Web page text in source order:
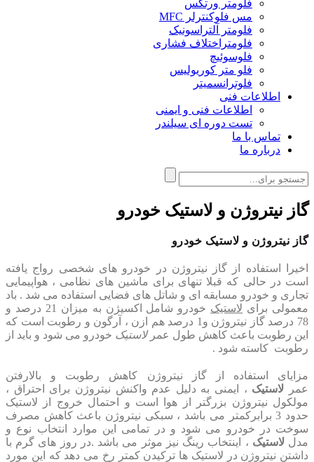
فلومتر ورتکس
مس فلوکنترلر MFC
فلومتر آلتراسونیک
فلومتراختلاف فشاری
فلوسوئیچ
فلو متر کوریولیس
فلوترانسمیتر
اطلاعات فنی
اطلاعات فنی و ایمنی
تست دوره ای سیلندر
تماس با ما
درباره ما
گاز نیتروژن و لاستیک خودرو
گاز نیتروژن و لاستیک خودرو
اخیرا استفاده از گاز نیتروژن در خودرو های شخصی رواج یافته
است در حالی که قبلا تنهای برای ماشین های نظامی ، هواپیمایی
تجاری و خودرو مسابقه ای و شاتل های فضایی استفاده می شد . باد
معمولی برای لاستیک
خودرو شامل اکسیژن به میزان 21 درصد و
78 درصد گاز نیتروژن و1 درصد هم ازن ، آرگون و رطوبت است که
این رطوبت باعث کاهش طول عمرلاستیک خودرو می شود و باید از
رطوبت کاسته شود .
مزایای استفاده از گاز نیتروژن کاهش رطوبت و بالارفتن
عمر لاستیک ، ایمنی به دلیل عدم واکنش نیتروژن برای احتراق ،
مولکول نیتروژن بزرگتر از هوا است و احتمال خروج از لاستیک
حدود 3 برابرکمتر می باشد ، سبکی نیتروژن باعث کاهش مصرف
سوخت در خودرو می شود و در تمامی این موارد انتخاب نوع و
مدل لاستیک ، اینتخاب رینگ نیز موثر می باشد .در روز های گرم با
داشتن نیتروژن در لاستیک ها ترکیدن کمتر رخ می دهد که این مورد